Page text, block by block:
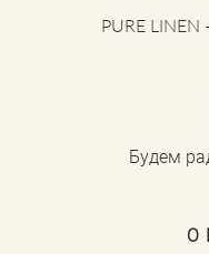
PURE
Будем
О